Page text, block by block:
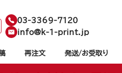
03-3369-7120
info@k-1-print.jp
再注文 発送/お受取り